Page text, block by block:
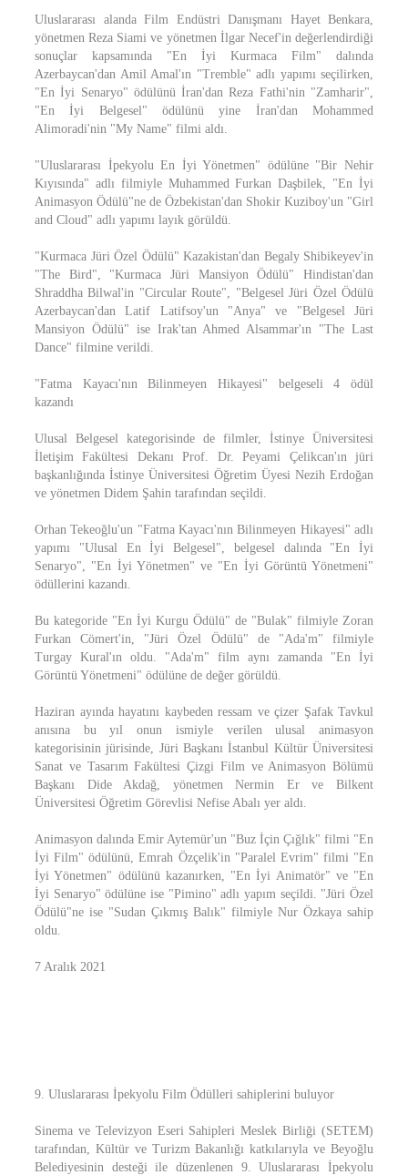
Uluslararası alanda Film Endüstri Danışmanı Hayet Benkara,
yönetmen Reza Siami ve yönetmen İlgar Necef'in değerlendirdiği
sonuçlar kapsamında "En İyi Kurmaca Film" dalında
Azerbaycan'dan Amil Amal'ın "Tremble" adlı yapımı seçilirken,
"En İyi Senaryo" ödülünü İran'dan Reza Fathi'nin "Zamharir",
"En İyi Belgesel" ödülünü yine İran'dan Mohammed
Alimoradi'nin "My Name" filmi aldı.
"Uluslararası İpekyolu En İyi Yönetmen" ödülüne "Bir Nehir
Kıyısında" adlı filmiyle Muhammed Furkan Daşbilek, "En İyi
Animasyon Ödülü"ne de Özbekistan'dan Shokir Kuziboy'un "Girl
and Cloud" adlı yapımı layık görüldü.
"Kurmaca Jüri Özel Ödülü" Kazakistan'dan Begaly Shibikeyev'in
"The Bird", "Kurmaca Jüri Mansiyon Ödülü" Hindistan'dan
Shraddha Bilwal'in "Circular Route", "Belgesel Jüri Özel Ödülü
Azerbaycan'dan Latif Latifsoy'un "Anya" ve "Belgesel Jüri
Mansiyon Ödülü" ise Irak'tan Ahmed Alsammar'ın "The Last
Dance" filmine verildi.
"Fatma Kayacı'nın Bilinmeyen Hikayesi" belgeseli 4 ödül
kazandı
Ulusal Belgesel kategorisinde de filmler, İstinye Üniversitesi
İletişim Fakültesi Dekanı Prof. Dr. Peyami Çelikcan'ın jüri
başkanlığında İstinye Üniversitesi Öğretim Üyesi Nezih Erdoğan
ve yönetmen Didem Şahin tarafından seçildi.
Orhan Tekeoğlu'un "Fatma Kayacı'nın Bilinmeyen Hikayesi" adlı
yapımı "Ulusal En İyi Belgesel", belgesel dalında "En İyi
Senaryo", "En İyi Yönetmen" ve "En İyi Görüntü Yönetmeni"
ödüllerini kazandı.
Bu kategoride "En İyi Kurgu Ödülü" de "Bulak" filmiyle Zoran
Furkan Cömert'in, "Jüri Özel Ödülü" de "Ada'm" filmiyle
Turgay Kural'ın oldu. "Ada'm" film aynı zamanda "En İyi
Görüntü Yönetmeni" ödülüne de değer görüldü.
Haziran ayında hayatını kaybeden ressam ve çizer Şafak Tavkul
anısına bu yıl onun ismiyle verilen ulusal animasyon
kategorisinin jürisinde, Jüri Başkanı İstanbul Kültür Üniversitesi
Sanat ve Tasarım Fakültesi Çizgi Film ve Animasyon Bölümü
Başkanı Dide Akdağ, yönetmen Nermin Er ve Bilkent
Üniversitesi Öğretim Görevlisi Nefise Abalı yer aldı.
Animasyon dalında Emir Aytemür'un "Buz İçin Çığlık" filmi "En
İyi Film" ödülünü, Emrah Özçelik'in "Paralel Evrim" filmi "En
İyi Yönetmen" ödülünü kazanırken, "En İyi Animatör" ve "En
İyi Senaryo" ödülüne ise "Pimino" adlı yapım seçildi. "Jüri Özel
Ödülü"ne ise "Sudan Çıkmış Balık" filmiyle Nur Özkaya sahip
oldu.
7 Aralık 2021
9. Uluslararası İpekyolu Film Ödülleri sahiplerini buluyor
Sinema ve Televizyon Eseri Sahipleri Meslek Birliği (SETEM)
tarafından, Kültür ve Turizm Bakanlığı katkılarıyla ve Beyoğlu
Belediyesinin desteği ile düzenlenen 9. Uluslararası İpekyolu